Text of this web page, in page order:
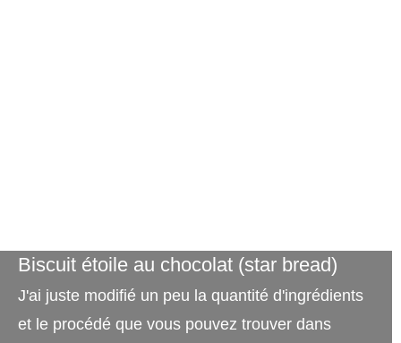
Biscuit étoile au chocolat (star bread)
J'ai juste modifié un peu la quantité d'ingrédients
et le procédé que vous pouvez trouver dans